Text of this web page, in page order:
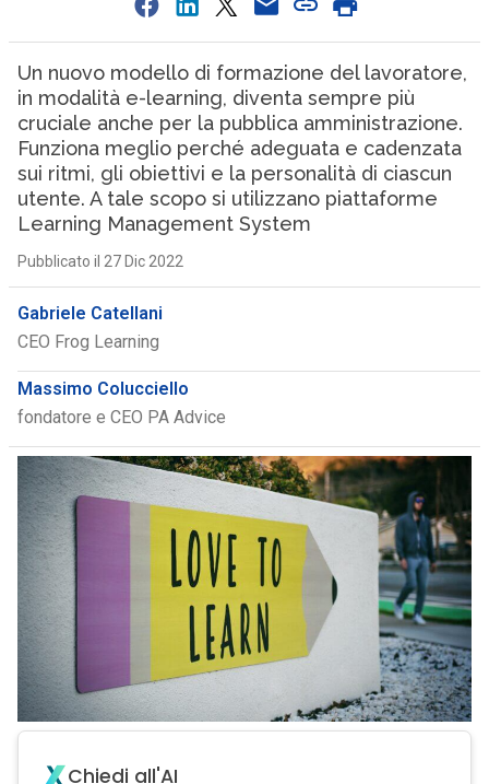
Un nuovo modello di formazione del lavoratore,
in modalità e-learning, diventa sempre più
cruciale anche per la pubblica amministrazione.
Funziona meglio perché adeguata e cadenzata
sui ritmi, gli obiettivi e la personalità di ciascun
utente. A tale scopo si utilizzano piattaforme
Learning Management System
Pubblicato il 27 Dic 2022
Gabriele Catellani
CEO Frog Learning
Massimo Colucciello
fondatore e CEO PA Advice
Chiedi all'AI